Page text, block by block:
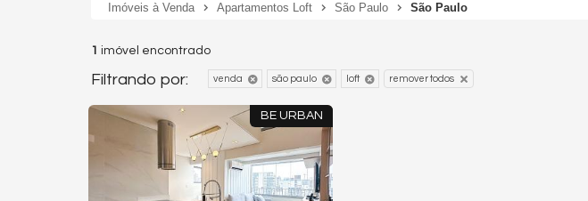
Imóveis à Venda Apartamentos Loft São Paulo São Paulo
1 imóvel encontrado
Filtrando por: venda são paulo loft remover todos
BE URBAN